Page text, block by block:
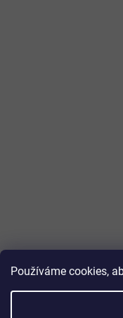
Používáme cookies,